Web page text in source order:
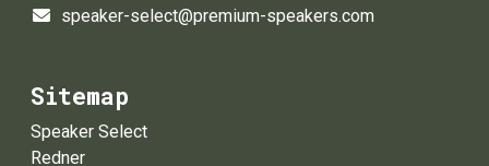
speaker-select@premium-speakers.com
Sitemap
Speaker Select
Redner